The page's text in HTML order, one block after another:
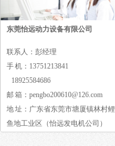
东莞怡远动力设备有限公司
联系人：彭经理
手 机：13751213841
18925584686
邮 箱：pengbo200610@126.com
地 址：广东省东莞市塘厦镇林村鲤
鱼地工业区（怡远发电机公司）